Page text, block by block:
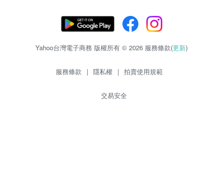
Yahoo台灣電子商務 版權所有 © 2026 服務條款(更新)
服務條款 | 隱私權 | 拍賣使用規範
交易安全